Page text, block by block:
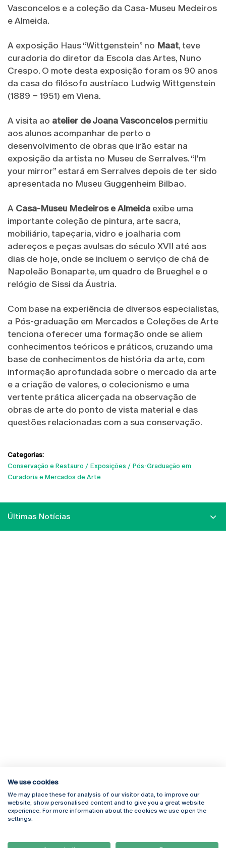
Vasconcelos e a coleção da Casa-Museu Medeiros
e Almeida.
A exposição Haus “Wittgenstein” no Maat, teve
curadoria do diretor da Escola das Artes, Nuno
Crespo. O mote desta exposição foram os 90 anos
da casa do filósofo austríaco Ludwig Wittgenstein
(1889 – 1951) em Viena.
A visita ao atelier de Joana Vasconcelospermitiu
aos alunos acompanhar de perto o
desenvolvimento de obras que irão estar na
exposição da artista no Museu de Serralves. “I'm
your mirror” estará em Serralves depois de ter sido
apresentada no Museu Guggenheim Bilbao.
A Casa-Museu Medeiros e Almeida exibe uma
importante coleção de pintura, arte sacra,
mobiliário, tapeçaria, vidro e joalharia com
adereços e peças avulsas do século XVII até aos
dias de hoje, onde se incluem o serviço de chá de
Napoleão Bonaparte, um quadro de Brueghel e o
relógio de Sissi da Áustria.
Com base na experiência de diversos especialistas,
a Pós-graduação em Mercados e Coleções de Arte
tenciona oferecer uma formação onde se aliem
conhecimentos teóricos e práticos, cruzando uma
base de conhecimentos de história da arte, com
informação aprofundada sobre o mercado da arte
e a criação de valores, o colecionismo e uma
vertente prática alicerçada na observação de
obras de arte do ponto de vista material e das
questões relacionadas com a sua conservação.
Categorias:
Conservação e Restauro
Exposições
Pós-Graduação em
Curadoria e Mercados de Arte
Últimas Notícias
Rua Diogo Botelho 1327
4169-005 Porto
+351 226 196 240
Campus Online
Webmail
Como Chegar
We use cookies
We may place these for analysis of our visitor data, to improve our
website, show personalised content and to give you a great website
experience. For more information about the cookies we use open the
settings.